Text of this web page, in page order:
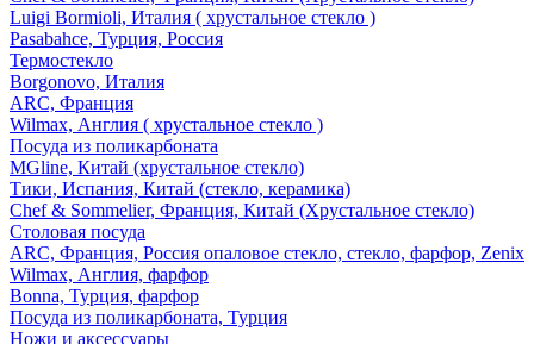
Luigi Bormioli, Италия ( хрустальное стекло )
Pasabahce, Турция, Россия
Термостекло
Borgonovo, Италия
ARC, Франция
Wilmax, Англия ( хрустальное стекло )
Посуда из поликарбоната
MGline, Китай (хрустальное стекло)
Тики, Испания, Китай (стекло, керамика)
Chef & Sommelier, Франция, Китай (Хрустальное стекло)
Столовая посуда
ARC, Франция, Россия опаловое стекло, стекло, фарфор, Zenix
Wilmax, Англия, фарфор
Bonna, Турция, фарфор
Посуда из поликарбоната, Турция
Ножи и аксессуары